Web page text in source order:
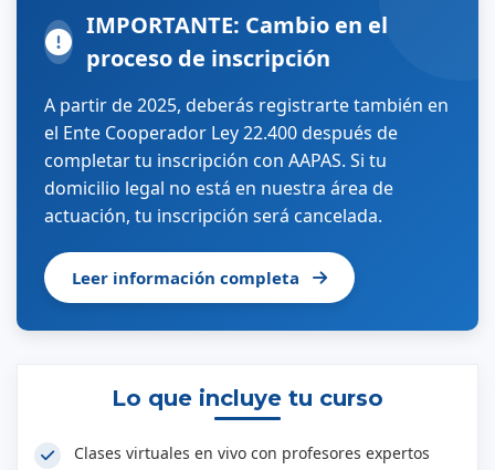
IMPORTANTE: Cambio en el
proceso de inscripción
A partir de 2025, deberás registrarte también en
el Ente Cooperador Ley 22.400 después de
completar tu inscripción con AAPAS. Si tu
domicilio legal no está en nuestra área de
actuación, tu inscripción será cancelada.
Leer información completa
Lo que incluye tu curso
Clases virtuales en vivo con profesores expertos